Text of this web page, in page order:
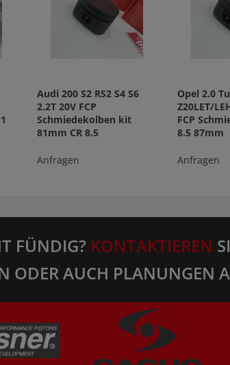
Audi 200 S2 RS2 S4 S6
2.2T 20V FCP
Schmiedekolben kit
81mm CR 8.5
Anfragen
Opel 2.0
Z20LET/
FCP
8.5 87mm
Anfragen
FÜNDIG? KONTAKTIEREN
ODER AUCH PLANUNGEN